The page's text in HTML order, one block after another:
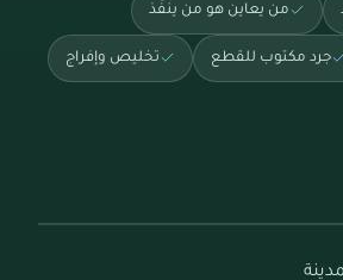
من يعاين هو من ينفّذ
جرد مكتوب للقطع تخليص وإفراج